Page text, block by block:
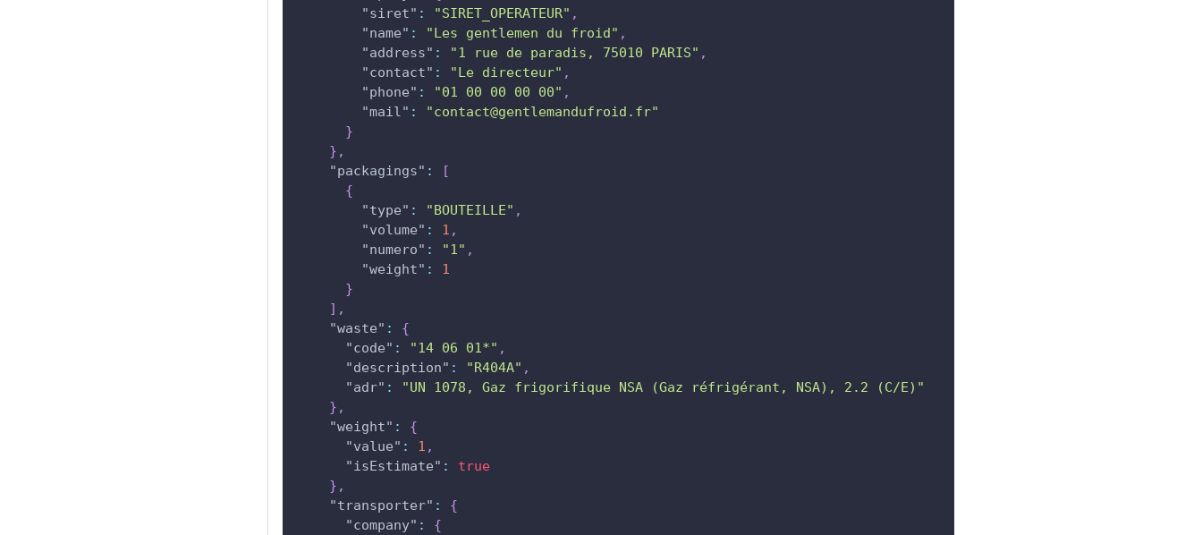
"siret" : "SIRET_OPERATEUR" ,
"name" : "Les gentlemen du froid" ,
"address" : "1 rue de paradis, 75010 PARIS" ,
"contact" : "Le directeur" ,
"phone" : "01 00 00 00 00" ,
"mail" :
"contact@gentlemandufroid.fr"
}
} ,
"packagings" :
[
{
"type" : "BOUTEILLE" ,
"volume" : 1 ,
"numero" : "1" ,
"weight" :
1
}
] ,
"waste" :
{
"code" : "14 06 01*" ,
"description" : "R404A" ,
"adr" :
"UN 1078, Gaz frigorifique NSA (Gaz réfrigérant, NSA), 2.2 (C/E)"
} ,
"weight" :
{
"value" : 1 ,
"isEstimate" :
true
} ,
"transporter" :
{
"company" : {